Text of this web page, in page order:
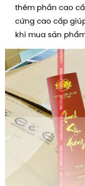
thêm phần cao
cứng cao cấp
khi mua sản